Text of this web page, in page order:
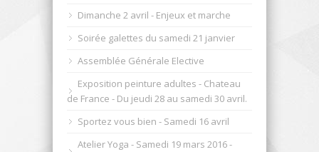
Dimanche 2 avril - Enjeux et marche
Soirée galettes du samedi 21 janvier
Assemblée Générale Elective
Exposition peinture adultes - Chateau
de France - Du jeudi 28 au samedi 30 avril.
Sportez vous bien - Samedi 16 avril
Atelier Yoga - Samedi 19 mars 2016 -